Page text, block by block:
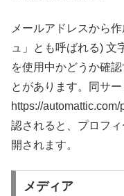
メールアドレスから
ュ」とも呼ばれる) 文
を使用中かどうか確
とがあります。同サ
https://
認されると、プロフ
開されます。
メディア